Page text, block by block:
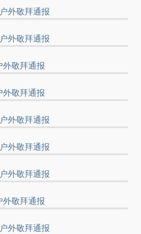
外敬拜通报
外敬拜通报
外敬拜通报
外敬拜通报
外敬拜通报
外敬拜通报
外敬拜通报
外敬拜通报
外敬拜通报